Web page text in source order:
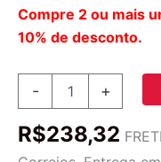
Compre 2 ou mais
10% de desconto.
-
International
Grass
+
R$238,32